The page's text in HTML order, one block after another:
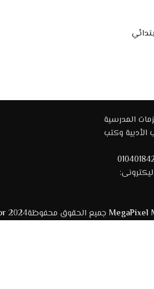
المدرسية
الأدبية وكتب
MegaPixel جميع الحقوق محفوظة2024